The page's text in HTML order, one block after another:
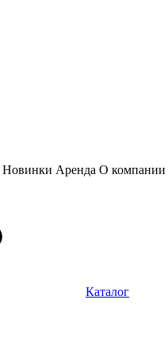
Новинки Аренда О компании
Каталог